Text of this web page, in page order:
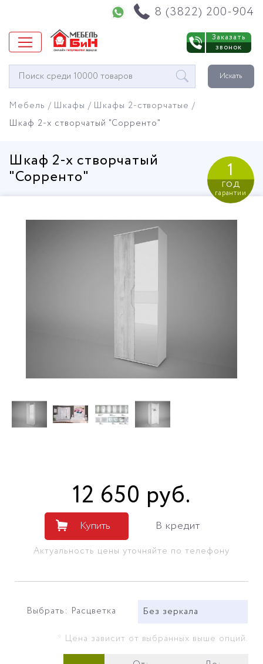
8 (3822) 200-904
Заказать
звонок
Окно
поиска
Искать
Мебель Шкафы
Шкафы 2-створчатые
Шкаф 2-х створчатый "Сорренто"
Шкаф 2-х створчатый
"Сорренто"
1
год
гарантии
12 650 руб.
Купить В кредит
Актуальность цены уточняйте по телефону
Выбрать: Расцветка Без зеркала
* Цена зависит от выбранных выше опций.